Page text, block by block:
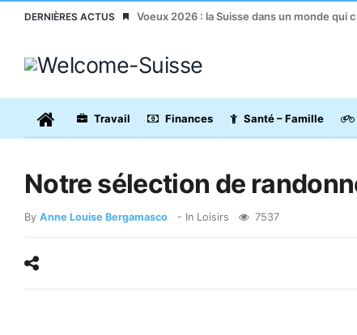
DERNIÈRES ACTUS Voeux 2026 : la Suisse dans un monde qui
Travail Finances Santé – Famille
Notre sélection de
By Anne Louise Bergamasco - In Loisirs 7537